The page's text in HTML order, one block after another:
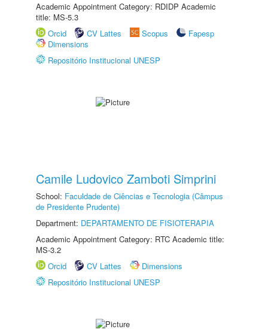
Academic Appointment Category: RDIDP Academic
title: MS-5.3
Orcid
CV Lattes Scopus
Fapesp
Dimensions
Repositório Institucional UNESP
Camile Ludovico Zamboti Simprini
School: Faculdade de Ciências e Tecnologia (Câmpus
de Presidente Prudente)
Department: DEPARTAMENTO DE FISIOTERAPIA
Academic Appointment Category: RTC Academic title:
MS-3.2
Orcid
CV Lattes
Dimensions
Repositório Institucional UNESP